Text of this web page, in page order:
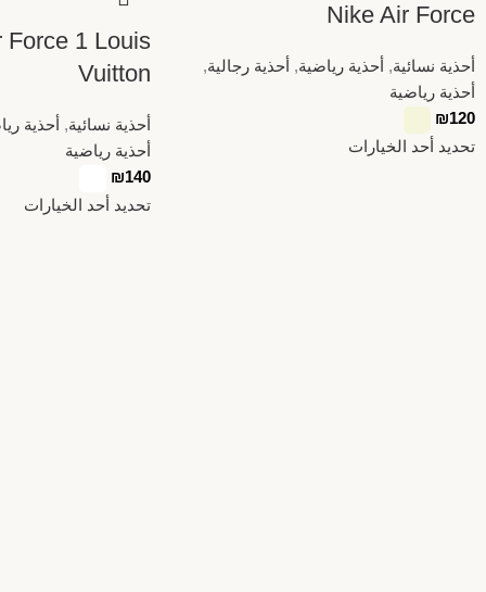
Nike Air Force
أحذية نسائية, أحذية رياضية, أحذية رجالية,
أحذية رياضية
₪120
تحديد أحد الخيارات
Force 1 Louis
Vuitton
أحذية نسائية, أحذية
أحذية رياضية
₪140
تحديد أحد الخيارات